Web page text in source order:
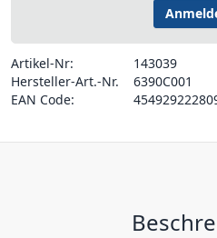
Artikel-Nr:
143039
Hersteller-Art.-Nr.
6390C001
EAN Code: